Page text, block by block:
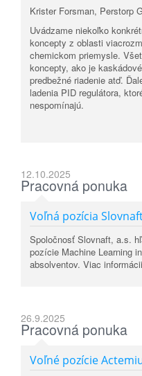
Krister Forsman, Perstorp
Uvádzame niekoľko
koncepty z oblasti
chemickom priemysle.
koncepty, ako je
predbežné riadenie atď.
ladenia PID regulátora,
nespomínajú.
12.10.2025
Pracovná ponuka
Voľná pozícia
Spoločnosť Slovnaft, a.s.
pozície Machine Learning
absolventov. Viac
26.9.2025
Pracovná ponuka
Voľné pozície